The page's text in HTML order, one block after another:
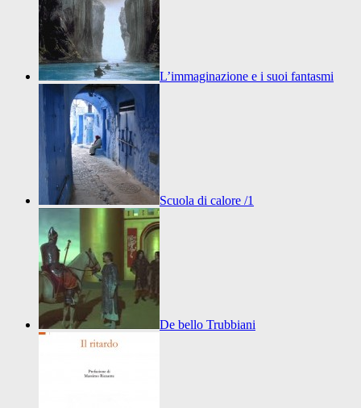
L’immaginazione e i suoi fantasmi
Scuola di calore /1
De bello Trubbiani